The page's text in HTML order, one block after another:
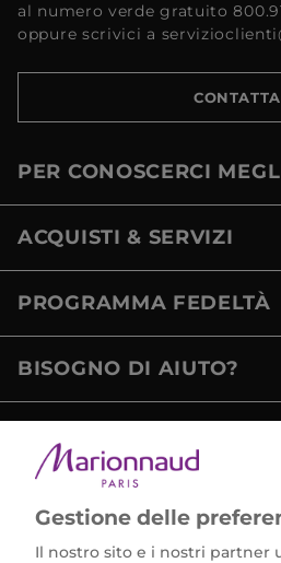
al numero verde gratuito
oppure scrivici a
PER CONOSCERCI
ACQUISTI & SERVIZI
PROGRAMMA FEDELTÀ
BISOGNO DI AIUTO?
Gestione delle
Il nostro sito e i nostri partner